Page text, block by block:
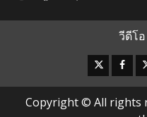
วีดีโอ
Instagram
Copyright © All rights